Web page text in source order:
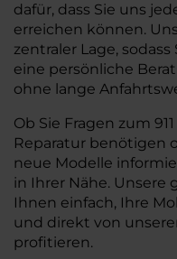
dafür, dass Sie uns
erreichen können.
zentraler Lage,
eine persönliche
ohne lange
Ob Sie Fragen zum
Reparatur benötigen
neue Modelle
in Ihrer Nähe. Unsere
Ihnen einfach, Ihre
und direkt von
profitieren.